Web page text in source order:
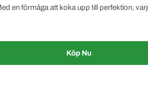
en förmåga att koka upp till perfektion,
för att skapa autentiska och utsökta rätter
Lion® Basmatiris 5kg
For Golden Lion® Basmatiris
Köp Nu